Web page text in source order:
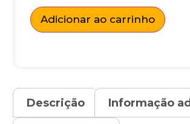
Adicionar ao carrinho
Descrição Informação